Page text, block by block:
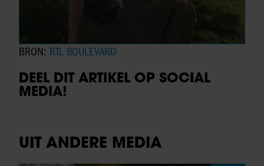
BRON: RTL BOULEVARD
DEEL DIT ARTIKEL OP SOCIAL
MEDIA!
UIT ANDERE MEDIA